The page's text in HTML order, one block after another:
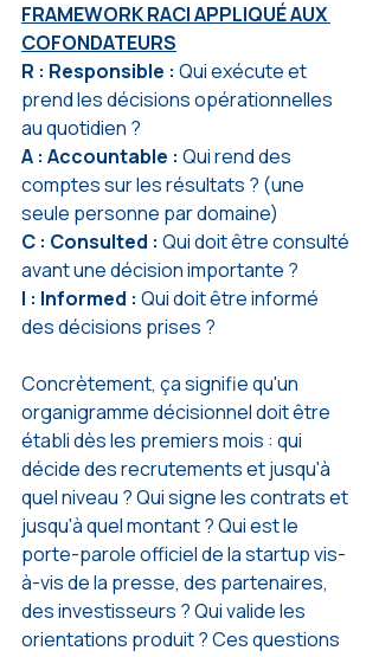
FRAMEWORK RACI APPLIQUÉ AUX
COFONDATEURS
R : Responsible : Qui exécute et
prend les décisions opérationnelles
au quotidien ?
A : Accountable : Qui rend des
comptes sur les résultats ? (une
seule personne par domaine)
C : Consulted : Qui doit être consulté
avant une décision importante ?
I : Informed : Qui doit être informé
des décisions prises ?
Concrètement, ça signifie qu'un
organigramme décisionnel doit être
établi dès les premiers mois : qui
décide des recrutements et jusqu'à
quel niveau ? Qui signe les contrats et
jusqu'à quel montant ? Qui est le
porte-parole officiel de la startup vis-
à-vis de la presse, des partenaires,
des investisseurs ? Qui valide les
orientations produit ? Ces questions